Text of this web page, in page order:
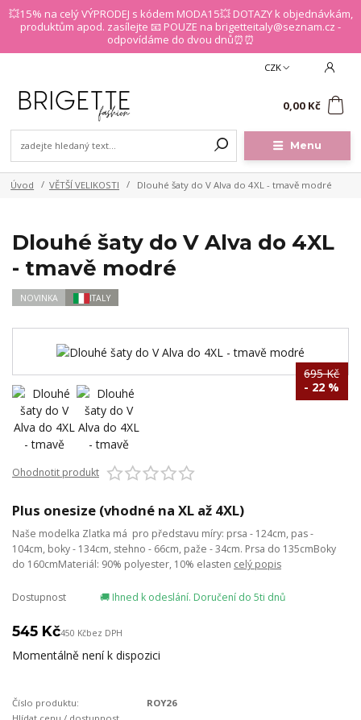
💥15% na celý VÝPRODEJ s kódem MODA15💥 DOTAZY k objednávkám,
produktům apod. zasílejte 📧 POUZE na brigetteitaly@seznam.cz -
odpovídáme do dvou dnů⏰⏰
Menu
CZK
0,00 Kč
Úvod VĚTŠÍ VELIKOSTI Dlouhé šaty do V Alva do 4XL - tmavě modré
Dlouhé šaty do V Alva do 4XL
- tmavě modré
NOVINKA ITALY
695 Kč
- 22 %
Ohodnotit produkt
Plus onesize (vhodné na XL až 4XL)
Naše modelka Zlatka má pro představu míry: prsa - 124cm, pas -
104cm, boky - 134cm, stehno - 66cm, paže - 34cm. Prsa do 135cmBoky
do 160cmMateriál: 90% polyester, 10% elasten celý popis
Dostupnost 🚚 Ihned k odeslání. Doručení do 5ti dnů
545 Kč450 Kčbez DPH
Momentálně není k dispozici
Číslo produktu:
ROY26